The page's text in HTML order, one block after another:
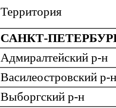
Территория
САНКТ-
Адмиралтейский р-н
Василеостровский р-н
Выборгский р-н